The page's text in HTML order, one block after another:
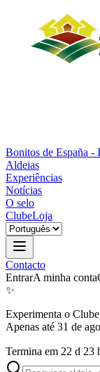
Bonitos de España -
Aldeias
Experiências
Notícias
O selo
ClubeLoja
Contacto
EntrarA minha conta
✨
Experimenta o
Apenas até 31 de
Termina em 22 d 23